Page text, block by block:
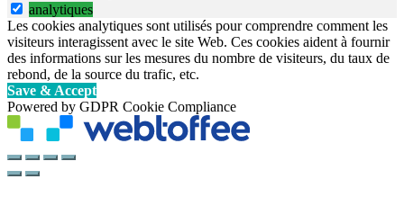
analytiques
Les cookies analytiques sont utilisés pour comprendre comment les
visiteurs interagissent avec le site Web. Ces cookies aident à fournir
des informations sur les mesures du nombre de visiteurs, du taux de
rebond, de la source du trafic, etc.
Save & Accept
Powered by GDPR Cookie Compliance